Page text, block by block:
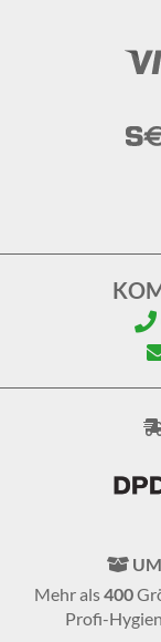
Mehr als400
Profi-